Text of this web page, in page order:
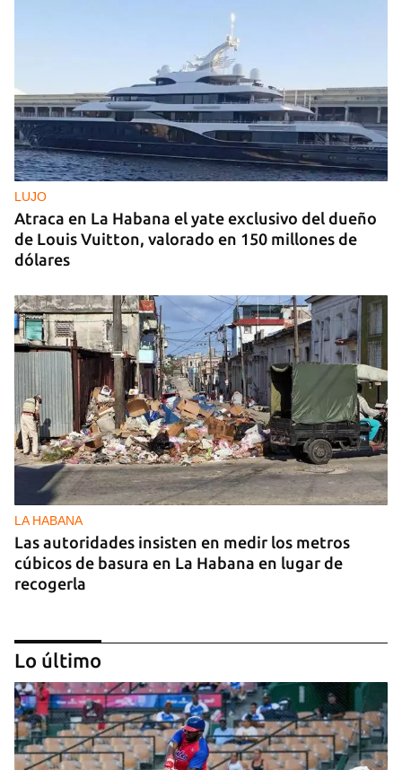
LUJO
Atraca en La Habana el yate exclusivo del dueño
de Louis Vuitton, valorado en 150 millones de
dólares
LA HABANA
Las autoridades insisten en medir los metros
cúbicos de basura en La Habana en lugar de
recogerla
Lo último